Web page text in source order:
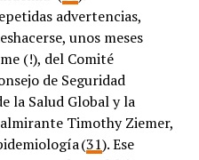
advertencias,
unos meses
(!), del Comité
de Seguridad
la Salud Global y la
Timothy Ziemer,
(31). Ese